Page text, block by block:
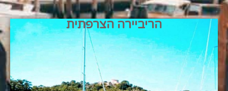
הריביירה הצרפתית